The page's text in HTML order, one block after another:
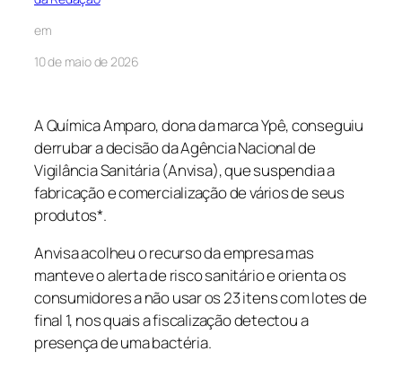
em
10 de maio de 2026
A Química Amparo, dona da marca Ypê, conseguiu
derrubar a decisão da Agência Nacional de
Vigilância Sanitária (Anvisa), que suspendia a
fabricação e comercialização de vários de seus
produtos*.
Anvisa acolheu o recurso da empresa mas
manteve o alerta de risco sanitário e orienta os
consumidores a não usar os 23 itens com lotes de
final 1, nos quais a fiscalização detectou a
presença de uma bactéria.